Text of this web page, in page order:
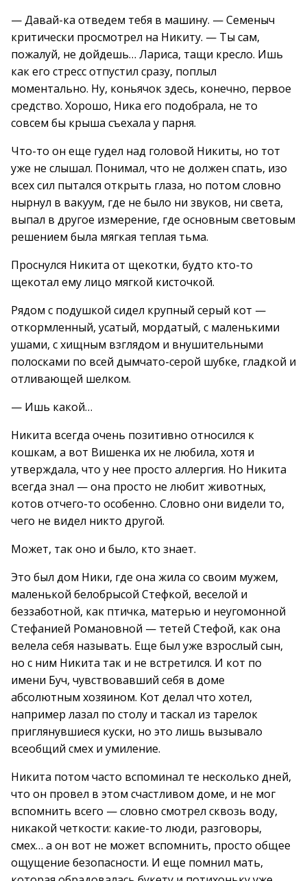
— Давай-ка отведем тебя в машину. — Семеныч
критически просмотрел на Никиту. — Ты сам,
пожалуй, не дойдешь… Лариса, тащи кресло. Ишь
как его стресс отпустил сразу, поплыл
моментально. Ну, коньячок здесь, конечно, первое
средство. Хорошо, Ника его подобрала, не то
совсем бы крыша съехала у парня.
Что-то он еще гудел над головой Никиты, но тот
уже не слышал. Понимал, что не должен спать, изо
всех сил пытался открыть глаза, но потом словно
нырнул в вакуум, где не было ни звуков, ни света,
выпал в другое измерение, где основным световым
решением была мягкая теплая тьма.
Проснулся Никита от щекотки, будто кто-то
щекотал ему лицо мягкой кисточкой.
Рядом с подушкой сидел крупный серый кот —
откормленный, усатый, мордатый, с маленькими
ушами, с хищным взглядом и внушительными
полосками по всей дымчато-серой шубке, гладкой и
отливающей шелком.
— Ишь какой…
Никита всегда очень позитивно относился к
кошкам, а вот Вишенка их не любила, хотя и
утверждала, что у нее просто аллергия. Но Никита
всегда знал — она просто не любит животных,
котов отчего-то особенно. Словно они видели то,
чего не видел никто другой.
Может, так оно и было, кто знает.
Это был дом Ники, где она жила со своим мужем,
маленькой белобрысой Стефкой, веселой и
беззаботной, как птичка, матерью и неугомонной
Стефанией Романовной — тетей Стефой, как она
велела себя называть. Еще был уже взрослый сын,
но с ним Никита так и не встретился. И кот по
имени Буч, чувствовавший себя в доме
абсолютным хозяином. Кот делал что хотел,
например лазал по столу и таскал из тарелок
приглянувшиеся куски, но это лишь вызывало
всеобщий смех и умиление.
Никита потом часто вспоминал те несколько дней,
что он провел в этом счастливом доме, и не мог
вспомнить всего — словно смотрел сквозь воду,
никакой четкости: какие-то люди, разговоры,
смех… а он вот не может вспомнить, просто общее
ощущение безопасности. И еще помнил мать,